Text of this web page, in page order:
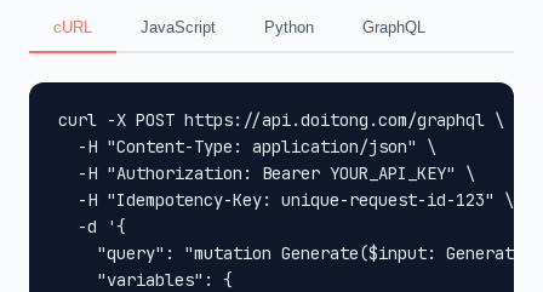
cURL JavaScript Python GraphQL
curl -X POST https://api.doitong.com/graphql \
  -H "Content-Type: application/json" \
  -H "Authorization: Bearer YOUR_API_KEY" \
  -H "Idempotency-Key: unique-request-id-123" \
  -d '{
"query": "mutation Generate($input:
    "variables": {